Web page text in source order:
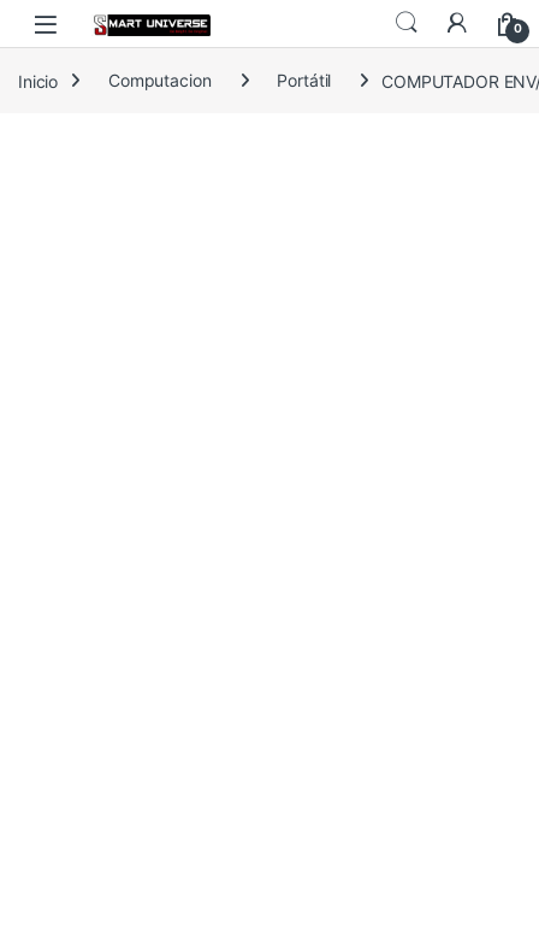
Skip to navigation
Skip to content
0
Inicio Computacion Portátil COMPUTADOR